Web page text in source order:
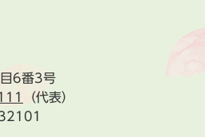
6番3号
（代表）